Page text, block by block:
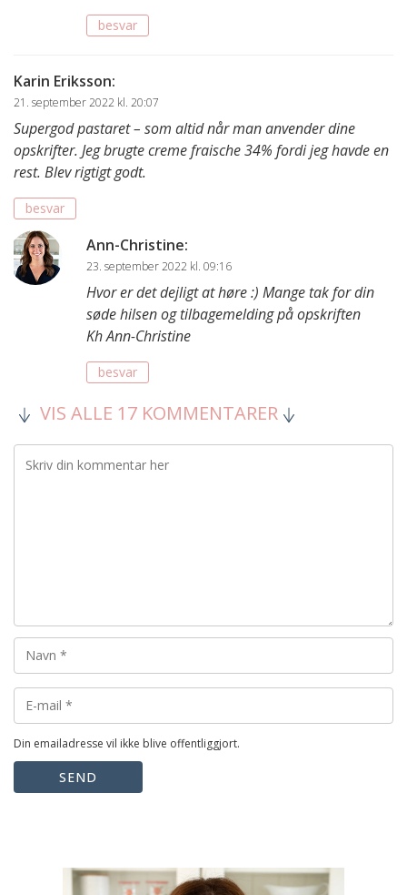
besvar
Karin Eriksson:
21. september 2022 kl. 20:07
Supergod pastaret – som altid når man anvender dine
opskrifter. Jeg brugte creme fraische 34% fordi jeg havde en
rest. Blev rigtigt godt.
besvar
Ann-Christine:
23. september 2022 kl. 09:16
Hvor er det dejligt at høre :) Mange tak for din
søde hilsen og tilbagemelding på opskriften
Kh Ann-Christine
besvar
VIS ALLE 17 KOMMENTARER
Din emailadresse vil ikke blive offentliggjort.
SEND